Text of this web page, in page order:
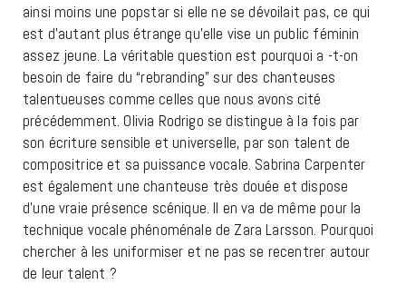
ainsi moins une popstar si elle ne se dévoilait pas, ce qui
est d’autant plus étrange qu’elle vise un public féminin
assez jeune. La véritable question est pourquoi a -t-on
besoin de faire du “rebranding” sur des chanteuses
talentueuses comme celles que nous avons cité
précédemment. Olivia Rodrigo se distingue à la fois par
son écriture sensible et universelle, par son talent de
compositrice et sa puissance vocale. Sabrina Carpenter
est également une chanteuse très douée et dispose
d’une vraie présence scénique. Il en va de même pour la
technique vocale phénoménale de Zara Larsson. Pourquoi
chercher à les uniformiser et ne pas se recentrer autour
de leur talent ?